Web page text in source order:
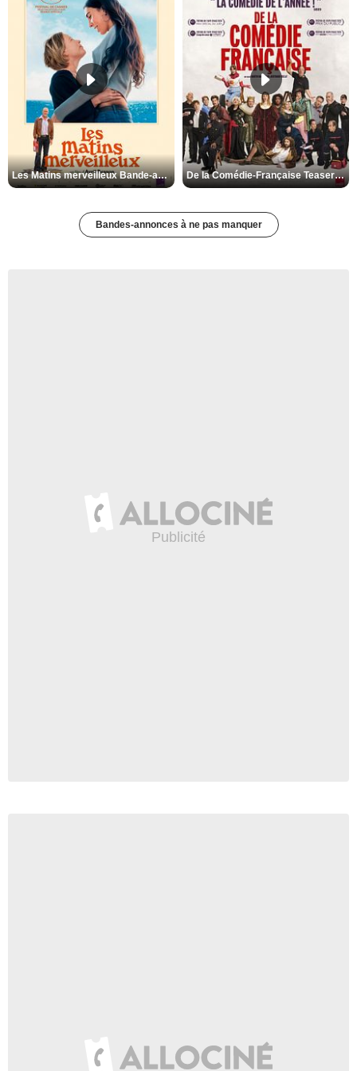
Les Matins merveilleux Bande-annonce VF De la Comédie-Française Teaser VF
Bandes-annonces à ne pas manquer